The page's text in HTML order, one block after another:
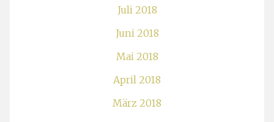
Juli 2018
Juni 2018
Mai 2018
April 2018
März 2018